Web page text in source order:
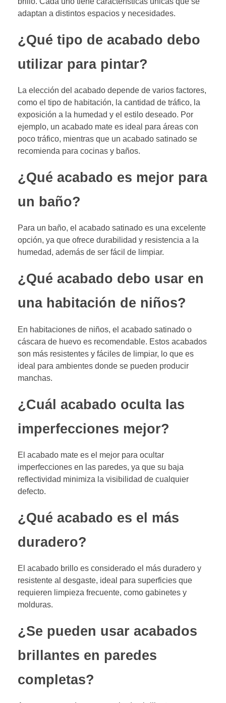
adaptan a distintos espacios y necesidades.
¿Qué tipo de acabado debo
utilizar para pintar?
La elección del acabado depende de varios factores,
como el tipo de habitación, la cantidad de tráfico, la
exposición a la humedad y el estilo deseado. Por
ejemplo, un acabado mate es ideal para áreas con
poco tráfico, mientras que un acabado satinado se
recomienda para cocinas y baños.
¿Qué acabado es mejor para
un baño?
Para un baño, el acabado satinado es una excelente
opción, ya que ofrece durabilidad y resistencia a la
humedad, además de ser fácil de limpiar.
¿Qué acabado debo usar en
una habitación de niños?
En habitaciones de niños, el acabado satinado o
cáscara de huevo es recomendable. Estos acabados
son más resistentes y fáciles de limpiar, lo que es
ideal para ambientes donde se pueden producir
manchas.
¿Cuál acabado oculta las
imperfecciones mejor?
El acabado mate es el mejor para ocultar
imperfecciones en las paredes, ya que su baja
reflectividad minimiza la visibilidad de cualquier
defecto.
¿Qué acabado es el más
duradero?
El acabado brillo es considerado el más duradero y
resistente al desgaste, ideal para superficies que
requieren limpieza frecuente, como gabinetes y
molduras.
¿Se pueden usar acabados
brillantes en paredes
completas?